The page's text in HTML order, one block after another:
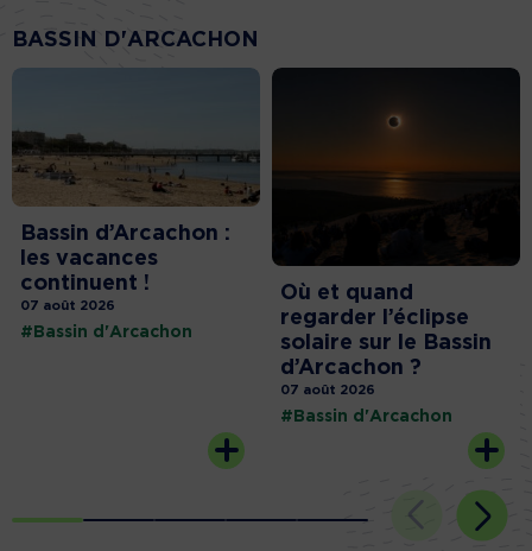
BASSIN D'ARCACHON
Bassin d’Arcachon :
les vacances
continuent !
07 août 2026
#Bassin d'Arcachon
Où et quand
regarder l’éclipse
solaire sur le Bassin
d’Arcachon ?
07 août 2026
#Bassin d'Arcachon